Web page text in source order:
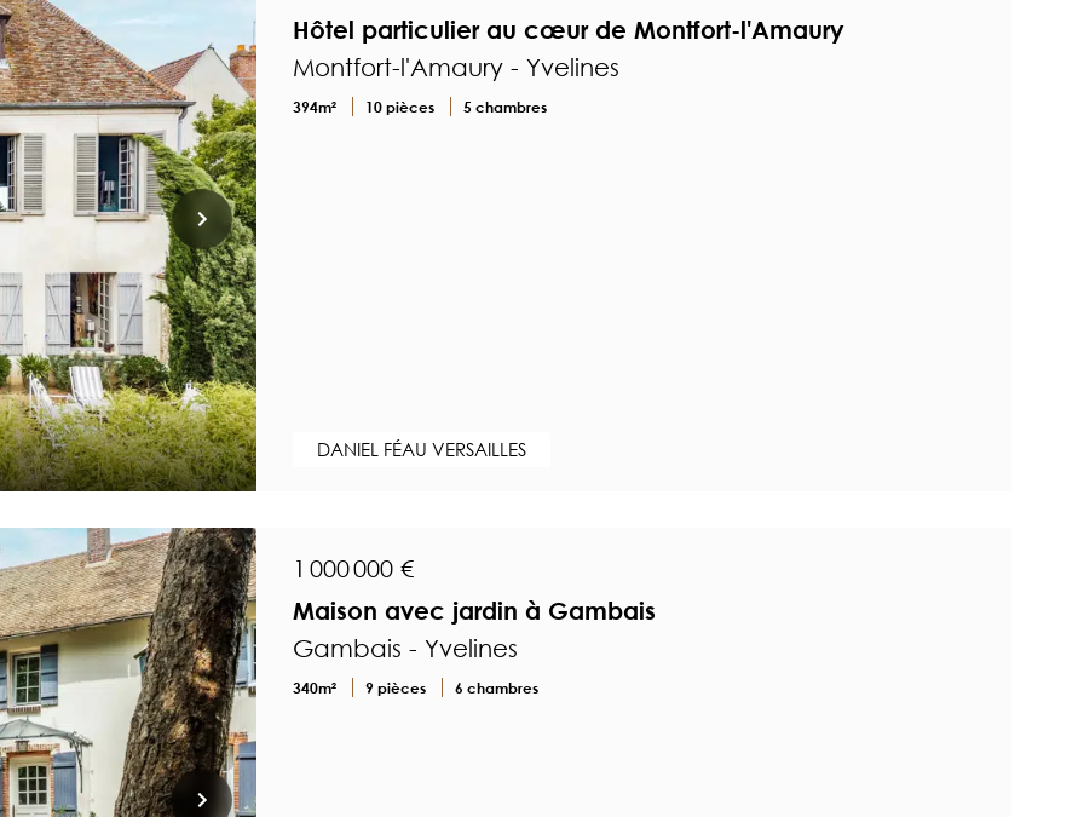
Hôtel particulier au cœur de Montfort-l'Amaury
Montfort-l'Amaury - Yvelines
394m² 10 pièces 5 chambres
DANIEL FÉAU VERSAILLES
1 000 000 €
Maison avec jardin à Gambais
Gambais - Yvelines
340m² 9 pièces 6 chambres